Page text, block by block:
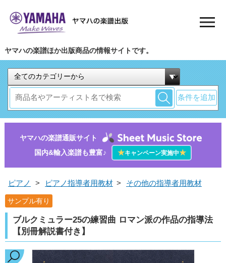
ヤマハの楽譜ほか出版商品の情報サイトです。
条件を追加
ヤマハの楽譜通販サイト
国内&輸入楽譜も豊富♪
★キャンペーン実施中★
ピアノ > ピアノ指導者用教材 > その他の指導者用教材
サンプル有り
ブルクミュラー25の練習曲 ロマン派の作品の指導法
【別冊解説書付き】